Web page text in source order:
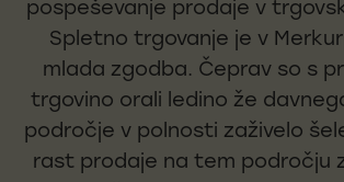
pospeševanje prodaje v
Spletno trgovanje je v
mlada zgodba. Čeprav so s
trgovino orali ledino že
področje v polnosti zaživelo
rast prodaje na tem področju